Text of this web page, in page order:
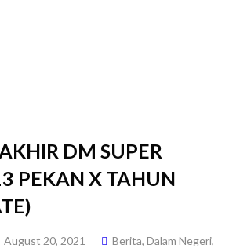
DM SUPER
PEKAN X TAHUN
August 20, 2021 Berita, Dalam Negeri,